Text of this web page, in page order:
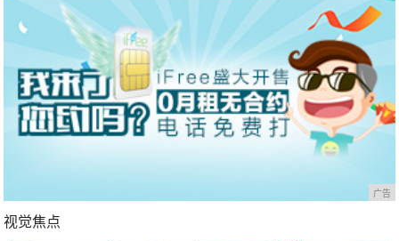
广告
视觉焦点